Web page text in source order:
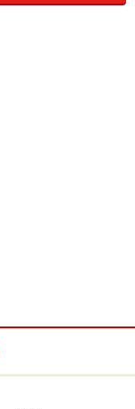
小さじ1/4
小さじ1/4